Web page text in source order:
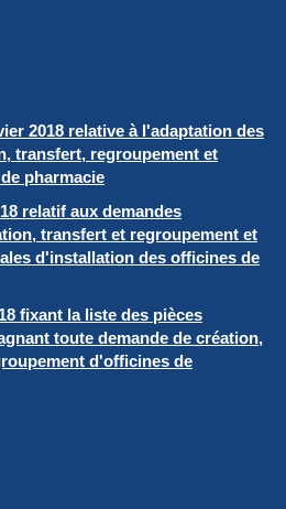
2018 relative à l'adaptation des
transfert, regroupement et
pharmacie
relatif aux demandes
transfert et regroupement et
d'installation des officines de
fixant la liste des pièces
toute demande de création,
d'officines de